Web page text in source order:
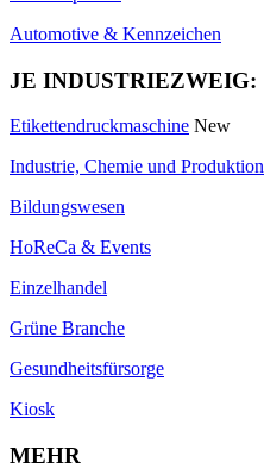
Automotive & Kennzeichen
JE INDUSTRIEZWEIG:
Etikettendruckmaschine New
Industrie, Chemie und Produktion
Bildungswesen
HoReCa & Events
Einzelhandel
Grüne Branche
Gesundheitsfürsorge
Kiosk
MEHR